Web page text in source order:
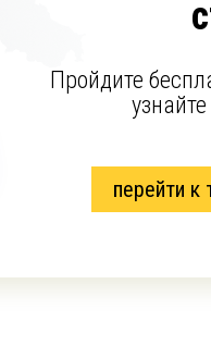
Пройдите
перейти к